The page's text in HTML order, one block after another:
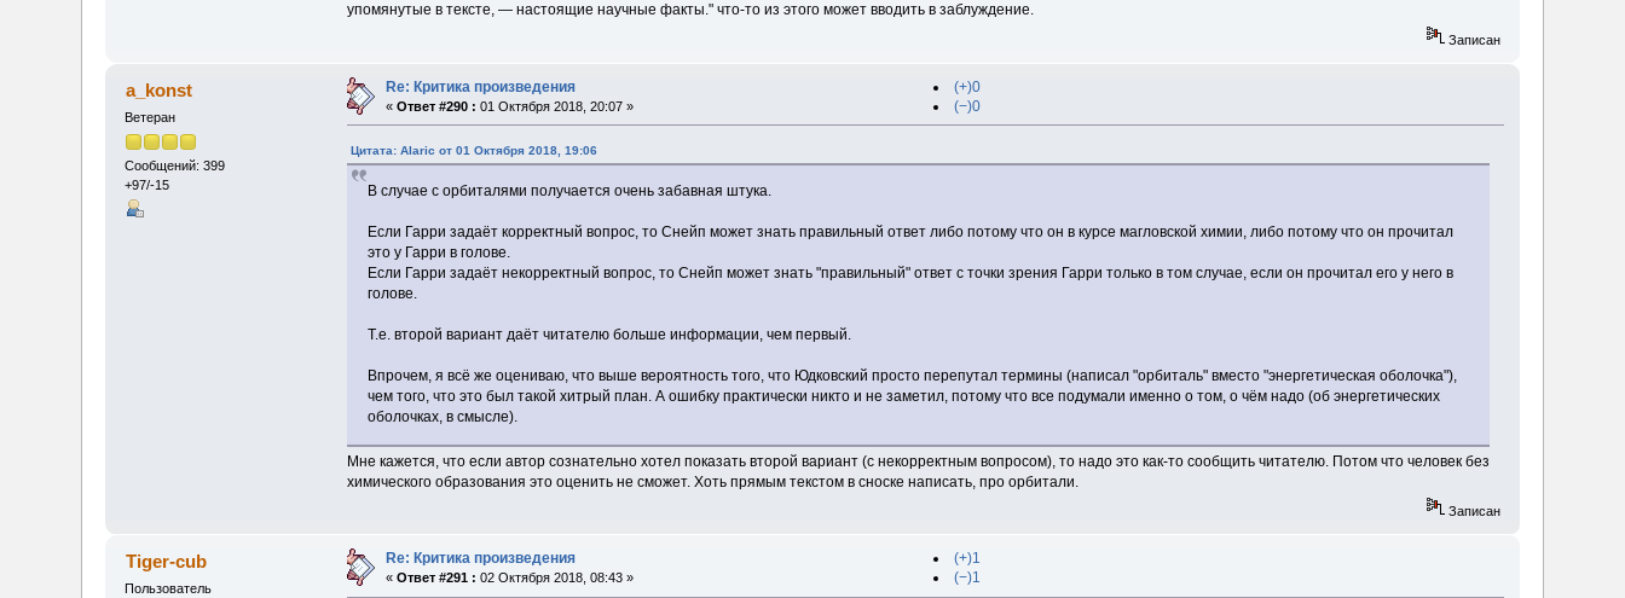
упомянутые в тексте, — настоящие научные факты." что-то из этого может вводить в заблуждение.
Записан
a_konst
Ветеран
Сообщений: 399
+97/-15
Re: Критика произведения
«Ответ #290 : 01 Октября 2018, 20:07 »
(+)0
(−)0
Цитата: Alaric от 01 Октября 2018, 19:06
В случае с орбиталями получается очень забавная штука.
Если Гарри задаёт корректный вопрос, то Снейп может знать правильный ответ либо потому что он в курсе магловской химии, либо потому что он прочитал
это у Гарри в голове.
Если Гарри задаёт некорректный вопрос, то Снейп может знать "правильный" ответ с точки зрения Гарри только в том случае, если он прочитал его у него в
голове.
Т.е. второй вариант даёт читателю больше информации, чем первый.
Впрочем, я всё же оцениваю, что выше вероятность того, что Юдковский просто перепутал термины (написал "орбиталь" вместо "энергетическая оболочка"),
чем того, что это был такой хитрый план. А ошибку практически никто и не заметил, потому что все подумали именно о том, о чём надо (об энергетических
оболочках, в смысле).
Мне кажется, что если автор сознательно хотел показать второй вариант (с некорректным вопросом), то надо это как-то сообщить читателю. Потом что человек без
химического образования это оценить не сможет. Хоть прямым текстом в сноске написать, про орбитали.
Записан
Tiger-cub
Пользователь
Re: Критика произведения
«Ответ #291 : 02 Октября 2018, 08:43 »
(+)1
(−)1